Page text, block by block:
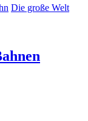
Die große Welt